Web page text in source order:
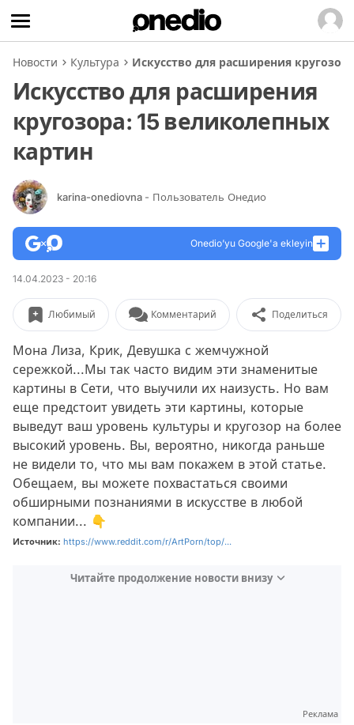
Новости Культура Искусство для расширения
Искусство для расширения
кругозора: 15 великолепных
картин
karina-onediovna - Пользователь Онедио
Onedio’yu Google'a ekleyin
14.04.2023 - 20:16
Любимый Комментарий Поделиться
Мона Лиза, Крик, Девушка с жемчужной
сережкой...Мы так часто видим эти знаменитые
картины в Сети, что выучили их наизусть. Но вам
еще предстоит увидеть эти картины, которые
выведут ваш уровень культуры и кругозор на более
высокий уровень. Вы, вероятно, никогда раньше
не видели то, что мы вам покажем в этой статье.
Обещаем, вы можете похвастаться своими
обширными познаниями в искусстве в любой
компании... 👇
Источник: https://www.reddit.com/r/ArtPorn/top/...
Читайте продолжение новости внизу
Реклама